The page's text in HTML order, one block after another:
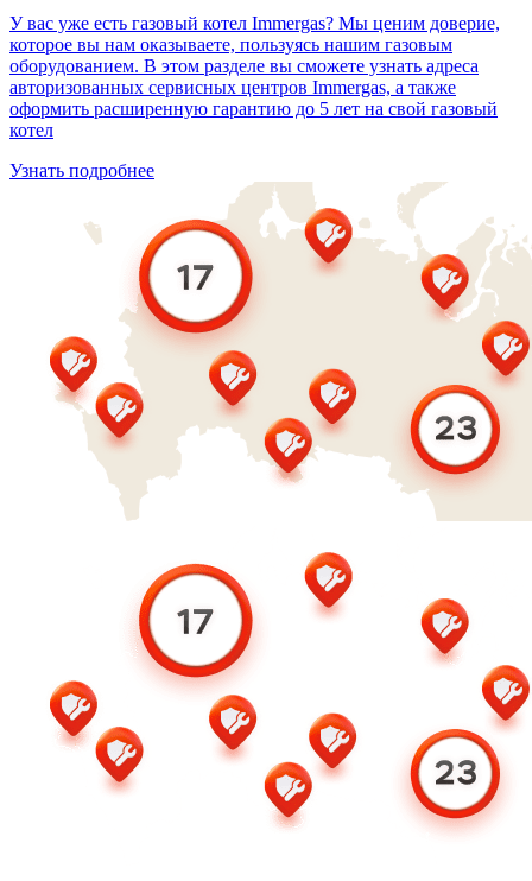
У вас уже есть газовый котел Immergas? Мы ценим доверие,
которое вы нам оказываете, пользуясь нашим газовым
оборудованием. В этом разделе вы сможете узнать адреса
авторизованных сервисных центров Immergas, а также
оформить расширенную гарантию до 5 лет на свой газовый
котел
Узнать подробнее